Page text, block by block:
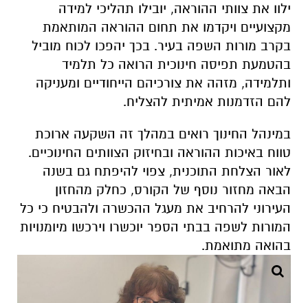
ילוו את צוותי ההוראה, יובילו תהליכי למידה
מקצועיים ויקדמו את תחום ההוראה המותאמת
בקרב מורות השפה בעיר. בכך יהפכו לכוח מוביל
בהטמעת תפיסה חינוכית הרואה כל תלמיד
ותלמידה, מזהה את צורכיהם הייחודיים ומעניקה
להם הזדמנות אמיתית להצליח.
במינהל החינוך רואים במהלך זה השקעה ארוכת
טווח באיכות ההוראה ובחיזוק הצוותים החינוכיים.
לאור הצלחת התוכנית, צפוי להיפתח גם בשנה
הבאה מחזור נוסף של הקורס, כחלק מהחזון
העירוני להרחיב את מעגל ההכשרה ולהבטיח כי כל
המורות לשפה בבתי הספר יוכשרו וירכשו מיומנויות
בהואה מתואמת.